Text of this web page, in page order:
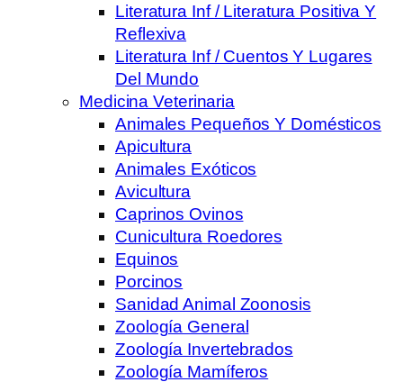
Literatura Inf / Literatura Positiva Y
Reflexiva
Literatura Inf / Cuentos Y Lugares
Del Mundo
Medicina Veterinaria
Animales Pequeños Y Domésticos
Apicultura
Animales Exóticos
Avicultura
Caprinos Ovinos
Cunicultura Roedores
Equinos
Porcinos
Sanidad Animal Zoonosis
Zoología General
Zoología Invertebrados
Zoología Mamíferos